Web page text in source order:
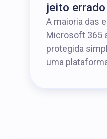
jeito errado
A maioria das
Microsoft 365
protegida
uma